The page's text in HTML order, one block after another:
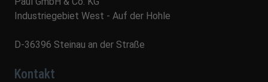
Industriegebiet West - Auf der Hohle
D-36396 Steinau an der Straße
Kontakt